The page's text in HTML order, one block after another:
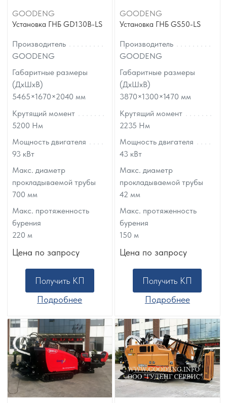
GOODENG
Установка ГНБ GD130B-LS
Производитель
GOODENG
Габаритные размеры
(ДхШхВ)
5465×1670×2040 мм
Крутящий момент
5200 Нм
Мощность двигателя
93 кВт
Макс. диаметр
прокладываемой трубы
700 мм
Макс. протяженность
бурения
220 м
Цена по запросу
Получить КП
Подробнее
GOODENG
Установка ГНБ GS50-LS
Производитель
GOODENG
Габаритные размеры
(ДхШхВ)
3870×1300×1470мм
Крутящий момент
2235 Нм
Мощность двигателя
43 кВт
Макс. диаметр
прокладываемой трубы
42 мм
Макс. протяженность
бурения
150м
Цена по запросу
Получить КП
Подробнее